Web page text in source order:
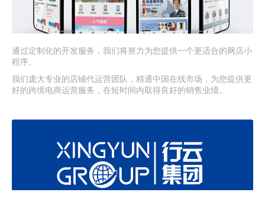
通过定制化的开发服务，我们将努力为您提供一个更适合的网店小
程序。
我们庞大专业的店铺代运营团队，精通中国在线市场，为您提供更
好的跨境电商运营服务，在短时间内取得良好的销售业绩。